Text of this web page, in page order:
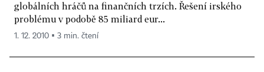
globálních hráčů na finančních trzích. Řešení irského
problému v podobě 85 miliard eur...
1. 12. 2010 ▪ 3 min. čtení